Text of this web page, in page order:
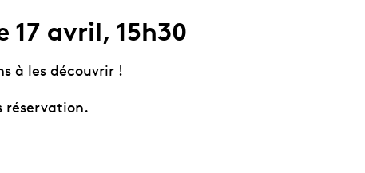
17 avril, 15h30
à les découvrir !
réservation.